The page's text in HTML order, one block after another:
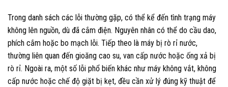
Trong danh sách các lỗi thường gặp, có thể kể đến tình trạng máy
không lên nguồn, dù đã cắm điện. Nguyên nhân có thể do cầu dao,
phích cắm hoặc bo mạch lỗi. Tiếp theo là máy bị rò rỉ nước,
thường liên quan đến gioăng cao su, van cấp nước hoặc ống xả bị
rò rỉ. Ngoài ra, một số lỗi phổ biến khác như máy không vắt, không
cấp nước hoặc chế độ giặt bị kẹt, đều cần xử lý đúng kỹ thuật để